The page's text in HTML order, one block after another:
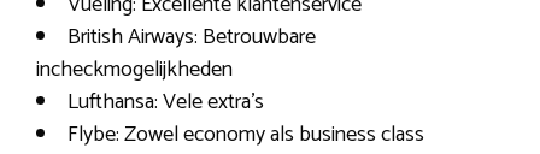
British Airways: Betrouwbare
incheckmogelijkheden
Lufthansa: Vele extra’s
Flybe: Zowel economy als business class